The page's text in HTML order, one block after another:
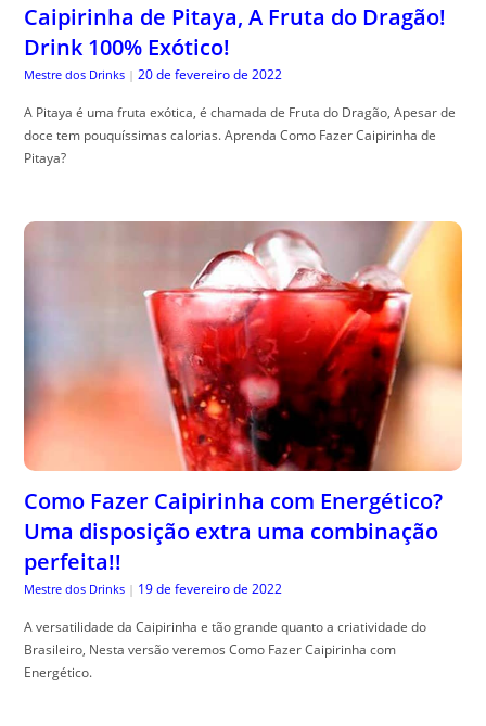
Caipirinha de Pitaya, A Fruta do Dragão!
Drink 100% Exótico!
Mestre dos Drinks | 20 de fevereiro de 2022
A Pitaya é uma fruta exótica, é chamada de Fruta do Dragão, Apesar de
doce tem pouquíssimas calorias. Aprenda Como Fazer Caipirinha de
Pitaya?
Como Fazer Caipirinha com Energético?
Uma disposição extra uma combinação
perfeita!!
Mestre dos Drinks | 19 de fevereiro de 2022
A versatilidade da Caipirinha e tão grande quanto a criatividade do
Brasileiro, Nesta versão veremos Como Fazer Caipirinha com
Energético.